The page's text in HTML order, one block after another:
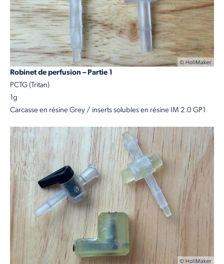
Robinet de perfusion – Partie 1
PCTG (Tritan)
1g
Carcasse en résine Grey / inserts solubles en résine IM 2.0 GP1